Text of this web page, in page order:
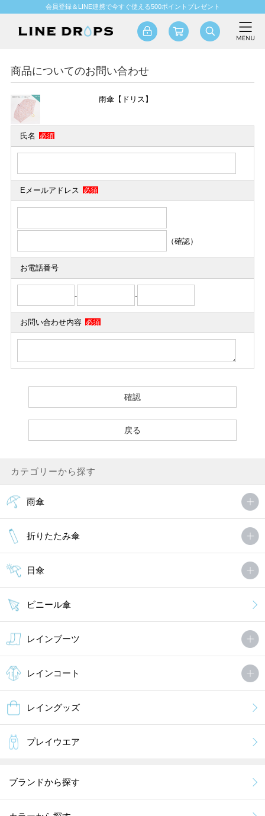
会員登録＆LINE連携で今すぐ使える500ポイントプレゼント
商品についてのお問い合わせ
雨傘【ドリス】
氏名 必須
Eメールアドレス 必須
（確認）
お電話番号
- -
お問い合わせ内容 必須
カテゴリーから探す
雨傘
折りたたみ傘
日傘
ビニール傘
レインブーツ
レインコート
レイングッズ
プレイウエア
ブランドから探す